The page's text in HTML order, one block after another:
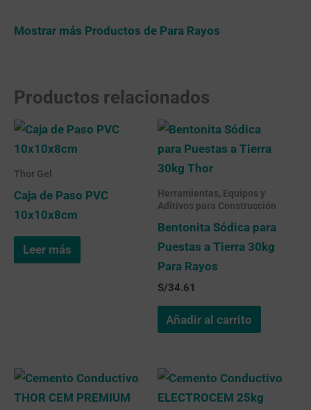
Mostrar más Productos de Para Rayos
Productos relacionados
Thor Gel
Caja de Paso PVC
10x10x8cm
Leer más
Herramientas, Equipos y
Aditivos para Construcción
Bentonita Sódica para
Puestas a Tierra 30kg
Para Rayos
S/34.61
Añadir al carrito